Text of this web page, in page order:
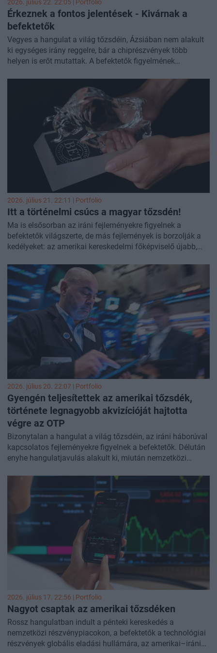
2026. július 22. 22:05 | Portfolio
Érkeznek a fontos jelentések - Kivárnak a
befektetők
Vegyes a hangulat a világ tőzsdéin, Ázsiában nem alakult
ki egységes irány reggelre, bár a chiprészvények több
helyen is erőt mutattak. A befektetők figyelmének
ismét emelkedő olajár áll, miközben a vállalati
gyorsjelentési szezon is egyre inkább meghatározza a
kereskedést. Európában mérsékelt elmozdulásokkal indult
a nap, majd egyre jobb lett a hangulat - az USA-ban ezzel
szemben kis esésekkel zártak a vezető indexek.
2026. július 21. 22:11 | Portfolio
Itt a történelmi csúcs a magyar tőzsdén!
Ma is elsősorban az iráni fejleményekre figyelnek a
befektetők világszerte, de más fejlemények is borzolják a
kedélyeket: az amerikai kereskedelmi főképviselő újabb,
kilátásba a Trump-adminisztráció részéről, ráadásul
eközben meredeken emelkedik az olaj ára, mivel
felerősödtek a közel-keleti ellátási kockázatok.
Ázsiában felemás kereskedést láthattunk, Európában és
Amerikában egyelőre pozitív a kép. A magyar tőzsde az
OTP-nek köszönhetően felülteljesített; a társaság
megállapodást írt alá a Luminor megvásárlásáról, amely a
Balti régió harmadik legnagyobb bankcsoportja. Az OTP
végül történelmi csúccsal zárta a napot
2026. július 20. 22:07 | Portfolio
Gyengén teljesítettek az amerikai tőzsdék,
története legnagyobb akvizícióját hajtotta
végre az OTP
Bizonytalan a hangulat a világ tőzsdéin, az iráni háborúval
kapcsolatos fejleményekre figyelnek a befektetők. Délután
enyhe hangulatjavulás alakult ki, miután nemzetközi
a csapások tíznapos felfüggesztését javasolták az iráni–
amerikai ideiglenes megállapodás újjáélesztése érdekében.
A hangulat azonban ismét elromlott, miután a jemeni
húszik tengeri blokádot hirdettek Szaúd-Arábia ellen. A
közel-keleti hírekre az olajárban is csapkodás látszik.
Közben lassan beindul a negyedéves jelentési szezon, így a
fókusz a vállalati eredményekre terelődik, itthon viszont a
hét eseménye az MNB holnapi kamatdöntése lesz.
2026. július 17. 22:56 | Portfolio
Nagyot csaptak az amerikai tőzsdéken
Rossz hangulatban indult a pénteki kereskedés a
nemzetközi részvénypiacokon, a befektetők a technológiai
részvények globális eladási hullámára, az amerikai–iráni